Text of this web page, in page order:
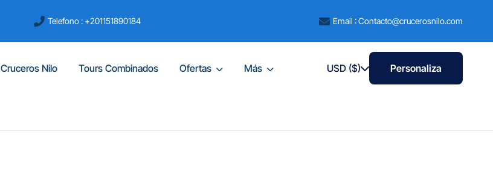
Telefono : +201151890184 Email : Contacto@crucerosnilo.com
Cruceros Nilo Tours Combinados Ofertas Más USD ($) Personaliza